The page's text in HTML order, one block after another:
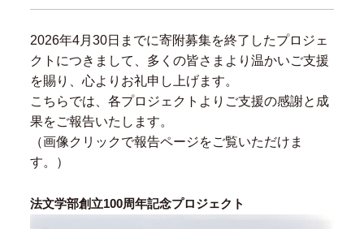
2026年4月30日までに寄附募集を終了したプロジェ
クトにつきまして、多くの皆さまより温かいご支援
を賜り、心よりお礼申し上げます。
こちらでは、各プロジェクトよりご支援の感謝と成
果をご報告いたします。
（画像クリックで報告ページをご覧いただけま
す。）
法文学部創立100周年記念プロジェクト